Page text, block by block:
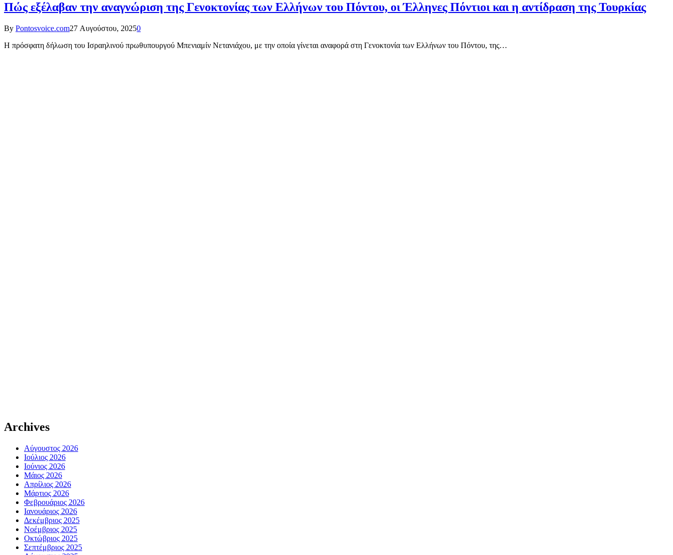
Πώς εξέλαβαν την αναγνώριση της Γενοκτονίας των Ελλήνων του Πόντου, οι Έλληνες Πόντιοι και η αντίδραση της Τουρκίας
By Pontosvoice.com27 Αυγούστου, 20250
Η πρόσφατη δήλωση του Ισραηλινού πρωθυπουργού Μπενιαμίν Νετανιάχου, με την οποία γίνεται αναφορά στη Γενοκτονία των Ελλήνων του Πόντου, της…
Archives
Αύγουστος 2026
Ιούλιος 2026
Ιούνιος 2026
Μάιος 2026
Απρίλιος 2026
Μάρτιος 2026
Φεβρουάριος 2026
Ιανουάριος 2026
Δεκέμβριος 2025
Νοέμβριος 2025
Οκτώβριος 2025
Σεπτέμβριος 2025